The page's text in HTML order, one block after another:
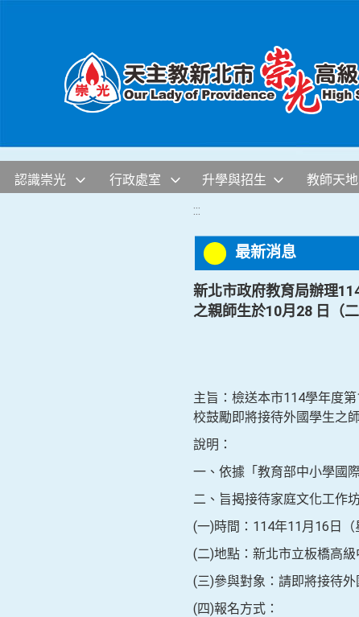
認識崇光 行政處室 升學與招生 教師天地
:::
最新消息
新北市政府教育局辦理
之親師生於10月28 日（
主旨：檢送本市114學年度
校鼓勵即將接待外國學生之
說明：
一、依據「教育部中小學國
二、旨揭接待家庭文化工作
(一)時間：114年11月16日
(二)地點：新北市立板橋高
(三)參與對象：請即將接待
(四)報名方式：